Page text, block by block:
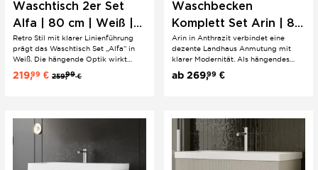
Waschtisch 2er Set
Alfa | 80 cm | Weiß |
Einbau | Retro Stil
Retro Stil mit klarer Linienführung
prägt das Waschtisch Set „Alfa“ in
Weiß. Die hängende Optik wirkt
perfekt zu modernen Bädern mit
219,99 € 259,99€
Waschbecken
Komplett Set Arin | 80
100 cm | Anthrazit |
Konsole Eiche Walnuss
Arin in Anthrazit verbindet eine
dezente Landhaus Anmutung mit
klarer Modernität. Als hängendes
Komplett Set wirkt es leicht und
hochwertig, während Keramik den
warme,...
ab 269,99 €